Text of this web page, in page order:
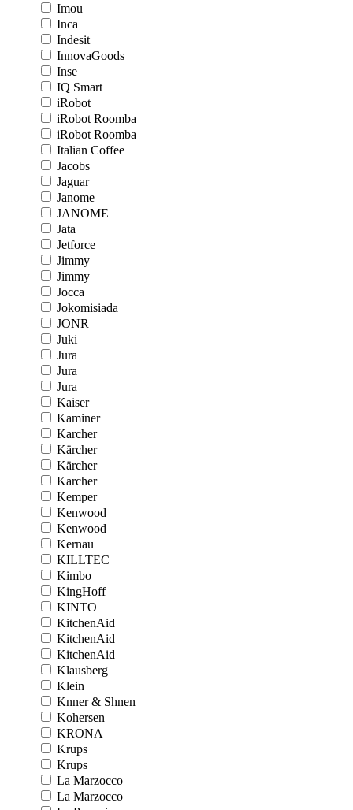
Imou
Inca
Indesit
InnovaGoods
Inse
IQ Smart
iRobot
iRobot Roomba
iRobot Roomba
Italian Coffee
Jacobs
Jaguar
Janome
JANOME
Jata
Jetforce
Jimmy
Jimmy
Jocca
Jokomisiada
JONR
Juki
Jura
Jura
Jura
Kaiser
Kaminer
Karcher
Kärcher
Kärcher
Karcher
Kemper
Kenwood
Kenwood
Kernau
KILLTEC
Kimbo
KingHoff
KINTO
KitchenAid
KitchenAid
KitchenAid
Klausberg
Klein
Knner & Shnen
Kohersen
KRONA
Krups
Krups
La Marzocco
La Marzocco